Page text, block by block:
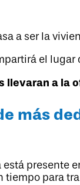
a ser la
el
llevaran a la
más
presente
tiempo para